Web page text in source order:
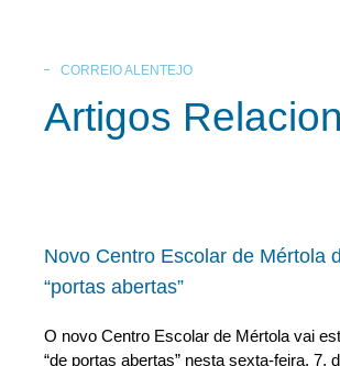
CORREIO ALENTEJO
Artigos
Novo Centro Escolar de Mértola
“portas abertas”
O novo Centro Escolar de Mértola vai
“de portas abertas” nesta sexta-feira, 7,